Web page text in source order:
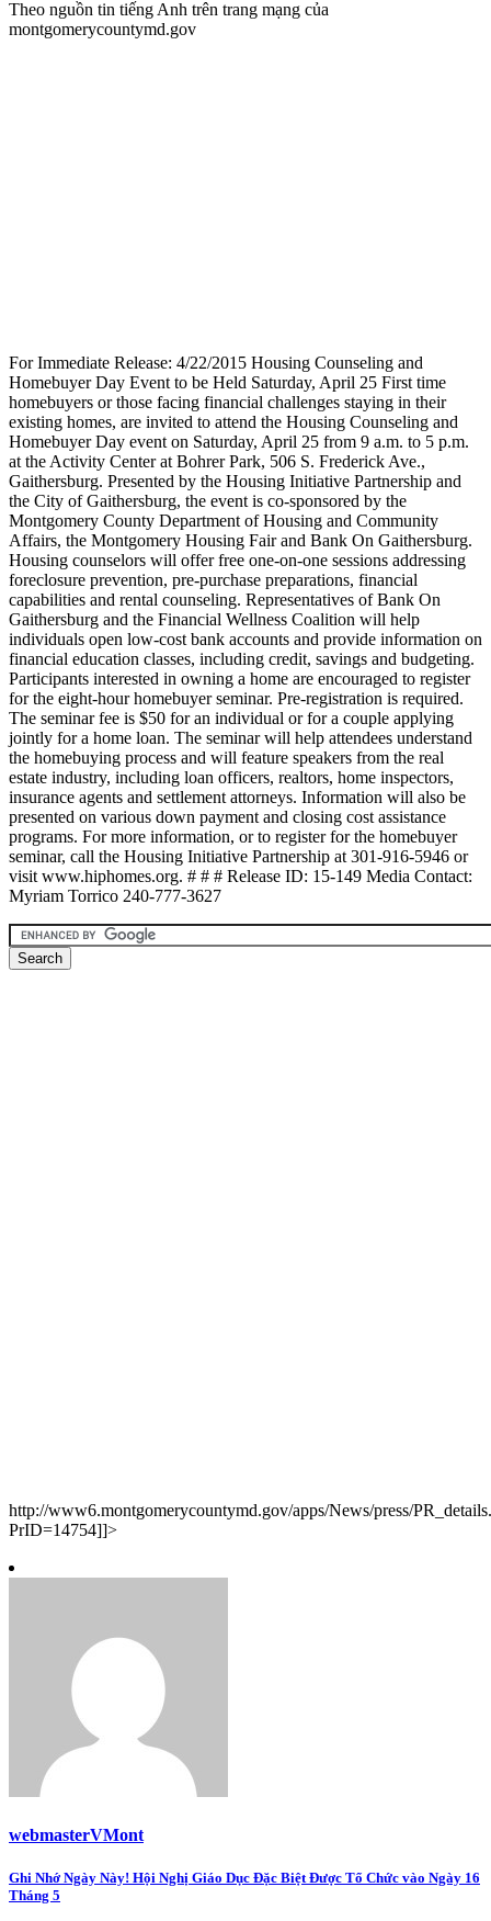
Theo nguồn tin tiếng Anh trên trang mạng của
montgomerycountymd.gov
For Immediate Release: 4/22/2015 Housing Counseling and
Homebuyer Day Event to be Held Saturday, April 25 First time
homebuyers or those facing financial challenges staying in their
existing homes, are invited to attend the Housing Counseling and
Homebuyer Day event on Saturday, April 25 from 9 a.m. to 5 p.m.
at the Activity Center at Bohrer Park, 506 S. Frederick Ave.,
Gaithersburg. Presented by the Housing Initiative Partnership and
the City of Gaithersburg, the event is co-sponsored by the
Montgomery County Department of Housing and Community
Affairs, the Montgomery Housing Fair and Bank On Gaithersburg.
Housing counselors will offer free one-on-one sessions addressing
foreclosure prevention, pre-purchase preparations, financial
capabilities and rental counseling. Representatives of Bank On
Gaithersburg and the Financial Wellness Coalition will help
individuals open low-cost bank accounts and provide information on
financial education classes, including credit, savings and budgeting.
Participants interested in owning a home are encouraged to register
for the eight-hour homebuyer seminar. Pre-registration is required.
The seminar fee is $50 for an individual or for a couple applying
jointly for a home loan. The seminar will help attendees understand
the homebuying process and will feature speakers from the real
estate industry, including loan officers, realtors, home inspectors,
insurance agents and settlement attorneys. Information will also be
presented on various down payment and closing cost assistance
programs. For more information, or to register for the homebuyer
seminar, call the Housing Initiative Partnership at 301-916-5946 or
visit www.hiphomes.org. # # # Release ID: 15-149 Media Contact:
Myriam Torrico 240-777-3627
http://www6.montgomerycountymd.gov/apps/News/press/
PrID=14754]]>
webmasterVMont
Post
navigation
Ghi Nhớ Ngày Này! Hội Nghị Giáo Dục Đặc Biệt Được Tổ Chức vào Ngày 16
Tháng 5